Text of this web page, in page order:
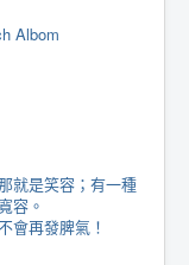
Albom
就是笑容；有一種
容。
會再發脾氣！